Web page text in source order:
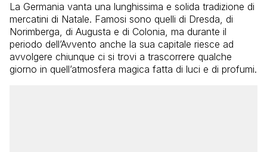
La Germania vanta una lunghissima e solida tradizione di
mercatini di Natale. Famosi sono quelli di Dresda, di
Norimberga, di Augusta e di Colonia, ma durante il
periodo dell’Avvento anche la sua capitale riesce ad
avvolgere chiunque ci si trovi a trascorrere qualche
giorno in quell’atmosfera magica fatta di luci e di profumi.